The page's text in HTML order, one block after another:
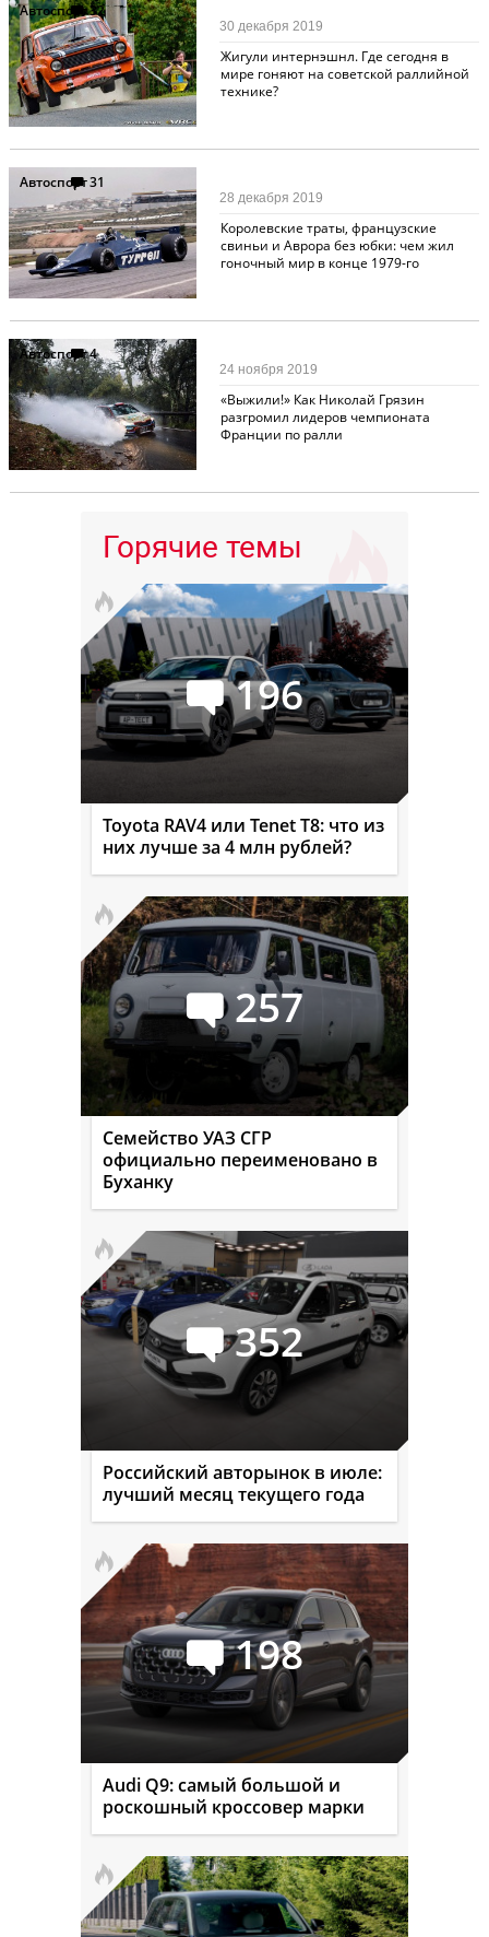
Автоспорт32
Жигули интернэшнл. Где сегодня в
мире гоняют на советской раллийной
технике?
30 декабря 2019
Автоспорт31
Королевские траты, французские
свиньи и Аврора без юбки: чем жил
гоночный мир в конце 1979-го
28 декабря 2019
Автоспорт4
«Выжили!» Как Николай Грязин
разгромил лидеров чемпионата
Франции по ралли
24 ноября 2019
Горячие темы
196
Toyota RAV4 или Tenet T8: что из
них лучше за 4 млн рублей?
257
Семейство УАЗ СГР
официально переименовано в
Буханку
352
Российский авторынок в июле:
лучший месяц текущего года
198
Audi Q9: самый большой и
роскошный кроссовер марки